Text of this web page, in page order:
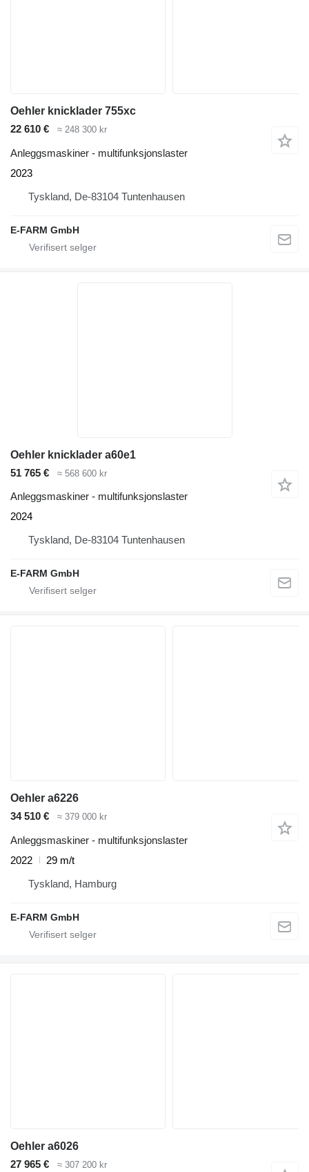
Oehler knicklader 755xc
22 610 €
≈ 248 300 kr
Anleggsmaskiner - multifunksjonslaster
2023
Tyskland, De-83104 Tuntenhausen
E-FARM GmbH
Oehler knicklader a60e1
51 765 €
≈ 568 600 kr
Anleggsmaskiner - multifunksjonslaster
2024
Tyskland, De-83104 Tuntenhausen
E-FARM GmbH
Oehler a6226
34 510 €
≈ 379 000 kr
Anleggsmaskiner - multifunksjonslaster
2022
29 m/t
Tyskland, Hamburg
E-FARM GmbH
Oehler a6026
27 965 €
≈ 307 200 kr